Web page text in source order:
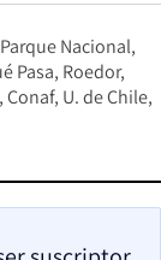
Parque Nacional
Pasa Roedor
Conaf U. de Chile